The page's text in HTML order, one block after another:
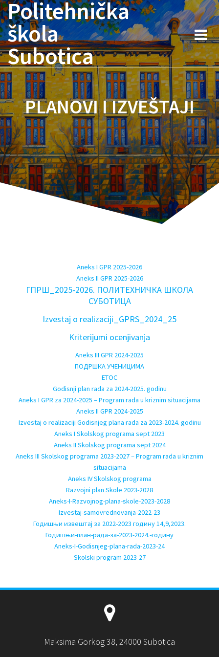
Skip
to
content
Politehnička
škola
Subotica
PLANOVI I IZVEŠTAJI
Aneks I GPR 2025-2026
Aneks II GPR 2025-2026
ГПРШ_2025-2026. ПОЛИТЕХНИЧКА ШКОЛА
СУБОТИЦА
Izvestaj o realizaciji_GPRS_2024_25
Kriterijumi ocenjivanja
Aneks III GPR 2024-2025
ПОДРШКА УЧЕНИЦИМА
EТОС
Godisnji plan rada za 2024-2025. godinu
Aneks I GPR za 2024-2025 – Program rada u kriznim situacijama
Aneks II GPR 2024-2025
Izvestaj o realizaciji Godisnjeg plana rada za 2023-2024. godinu
Aneks I Skolskog programa sept 2023
Aneks II Skolskog programa sept 2024
Aneks III Skolskog programa 2023-2027 – Program rada u kriznim
situacijama
Aneks IV Skolskog programa
Razvojni plan Skole 2023-2028
Aneks-I-Razvojnog-plana-skole-2023-2028
Izvestaj-samovrednovanja-2022-23
Годишњи извештај за 2022-2023 годину 14,9,2023.
Годишњи-план-рада-за-2023-2024.-годину
Aneks-I-Godisnjeg-plana-rada-2023-24
Skolski program 2023-27
Maksima Gorkog 38, 24000 Subotica